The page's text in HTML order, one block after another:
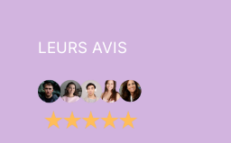
LEURS AVIS